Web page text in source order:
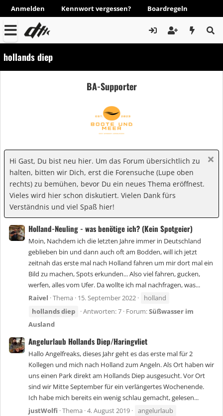
Anmelden Kennwort vergessen? Boardregeln
hollands diep
BA-Supporter
Hi Gast, Du bist neu hier. Um das Forum übersichtlich zu
halten, bitten wir Dich, erst die Forensuche (Lupe oben
rechts) zu bemühen, bevor Du ein neues Thema eröffnest.
Vieles wird hier schon diskutiert. Vielen Dank fürs
Verständnis und viel Spaß hier!
Holland-Neuling - was benötige ich? (Kein Spotgeier)
Moin, Nachdem ich die letzten Jahre immer in Deutschland
geblieben bin und dann auch oft am Bodden, will ich jetzt
zeitnah das erste mal nach Holland fahren um mir dort mal ein
Bild zu machen, Spots erkunden... Also viel fahren, gucken,
werfen, alles vom Ufer. Da wollte ich mal nachfragen, was...
Raivel Thema 15. September 2022
holland
hollandsdiep Antworten: 7 Forum:Süßwasser im
Ausland
Angelurlaub Hollands Diep/Haringvliet
Hallo Angelfreaks, dieses Jahr geht es das erste mal für 2
Kollegen und mich nach Holland zum Angeln. Als Ort haben wir
uns einen Park direkt am Hollands Diep ausgesucht. Vor Ort
sind wir Mitte September für ein verlängertes Wochenende.
Ich habe mich bereits ein wenig schlau gemacht, gelesen...
justWolfi Thema 4. August 2019
angelurlaub